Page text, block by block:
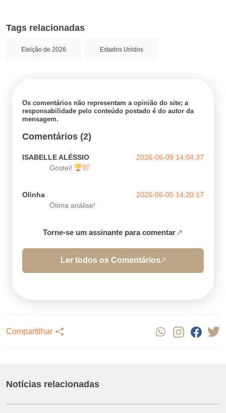
Tags relacionadas
Eleição de 2026 Estados Unidos
Os comentários não representam a opinião do site; a
responsabilidade pelo conteúdo postado é do autor da
mensagem.
Comentários (2)
ISABELLE ALÉSSIO
2026-06-09 14:04:37
Gostei!
Olinha
2026-06-05 14:20:17
Ótima análise!
Torne-se um assinante para comentar
Ler todos os Comentários
Compartilhar
Notícias relacionadas